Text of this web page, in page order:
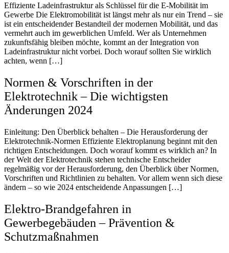
Effiziente Ladeinfrastruktur als Schlüssel für die E-Mobilität im
Gewerbe Die Elektromobilität ist längst mehr als nur ein Trend – sie
ist ein entscheidender Bestandteil der modernen Mobilität, und das
vermehrt auch im gewerblichen Umfeld. Wer als Unternehmen
zukunftsfähig bleiben möchte, kommt an der Integration von
Ladeinfrastruktur nicht vorbei. Doch worauf sollten Sie wirklich
achten, wenn […]
Normen & Vorschriften in der
Elektrotechnik – Die wichtigsten
Änderungen 2024
Einleitung: Den Überblick behalten – Die Herausforderung der
Elektrotechnik-Normen Effiziente Elektroplanung beginnt mit den
richtigen Entscheidungen. Doch worauf kommt es wirklich an? In
der Welt der Elektrotechnik stehen technische Entscheider
regelmäßig vor der Herausforderung, den Überblick über Normen,
Vorschriften und Richtlinien zu behalten. Vor allem wenn sich diese
ändern – so wie 2024 entscheidende Anpassungen […]
Elektro-Brandgefahren in
Gewerbegebäuden – Prävention &
Schutzmaßnahmen